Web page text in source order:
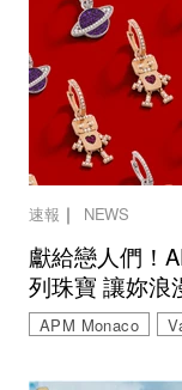
速報 ｜ NEWS
獻給戀人們！
列珠寶 讓妳浪
APM Monaco